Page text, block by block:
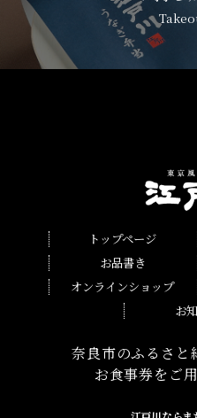
トップページ
お品書き
オンラインショップ
お
奈良市のふるさと
お食事券をご